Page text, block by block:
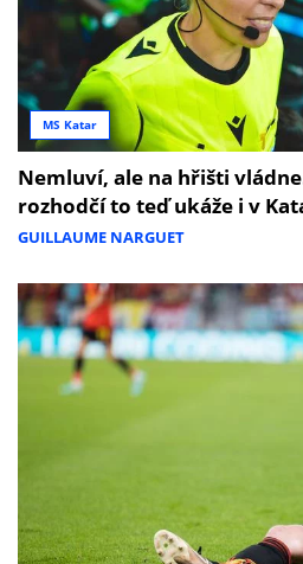
MS Katar
Nemluví, ale na hřišti
rozhodčí to teď ukáže i v
GUILLAUME NARGUET